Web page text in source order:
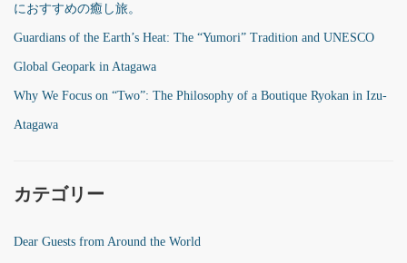
におすすめの癒し旅。
Guardians of the Earth’s Heat: The “Yumori” Tradition and UNESCO
Global Geopark in Atagawa
Why We Focus on “Two”: The Philosophy of a Boutique Ryokan in Izu-
Atagawa
カテゴリー
Dear Guests from Around the World